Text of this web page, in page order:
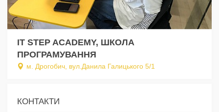
IT STEP ACADEMY, ШКОЛА
ПРОГРАМУВАННЯ
м. Дрогобич, вул.Данила Галицького 5/1
КОНТАКТИ